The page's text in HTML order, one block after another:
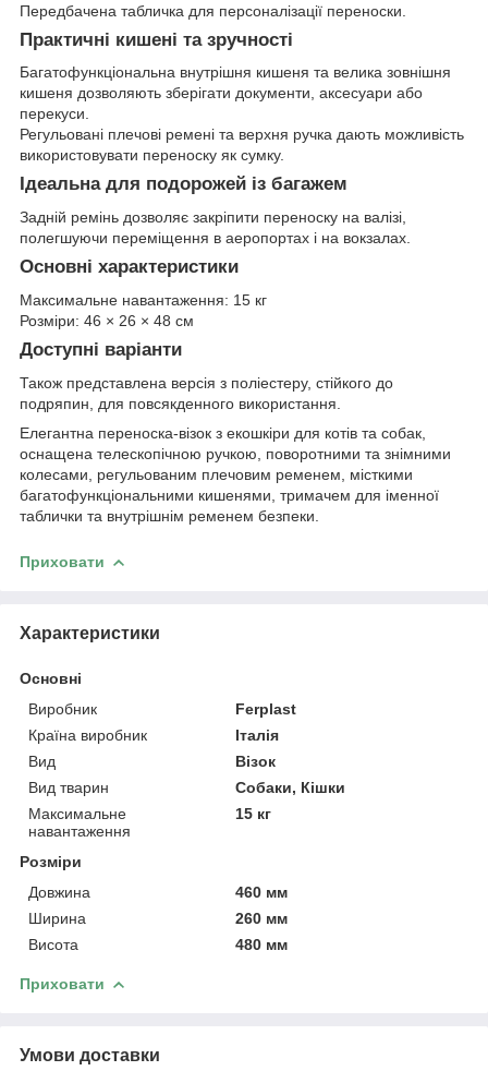
Передбачена табличка для персоналізації переноски.
Практичні кишені та зручності
Багатофункціональна внутрішня кишеня та велика зовнішня
кишеня дозволяють зберігати документи, аксесуари або
перекуси.
Регульовані плечові ремені та верхня ручка дають можливість
використовувати переноску як сумку.
Ідеальна для подорожей із багажем
Задній ремінь дозволяє закріпити переноску на валізі,
полегшуючи переміщення в аеропортах і на вокзалах.
Основні характеристики
Максимальне навантаження: 15 кг
Розміри: 46 × 26 × 48 см
Доступні варіанти
Також представлена версія з поліестеру, стійкого до
подряпин, для повсякденного використання.
Елегантна переноска-візок з екошкіри для котів та собак,
оснащена телескопічною ручкою, поворотними та знімними
колесами, регульованим плечовим ременем, місткими
багатофункціональними кишенями, тримачем для іменної
таблички та внутрішнім ременем безпеки.
Приховати
Характеристики
Основні
Виробник
Ferplast
Країна виробник
Італія
Вид
Візок
Вид тварин
Собаки, Кішки
Максимальне
навантаження
15 кг
Розміри
Довжина
460 мм
Ширина
260 мм
Висота
480 мм
Приховати
Умови доставки